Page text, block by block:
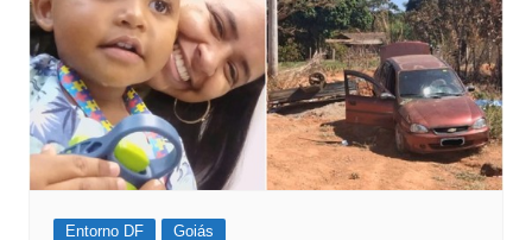
Entorno DF Goiás